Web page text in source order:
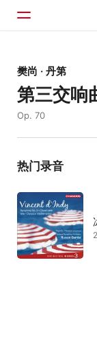
主页
浏览
樊尚 · 丹第
第三交响
Op. 70
热门录音